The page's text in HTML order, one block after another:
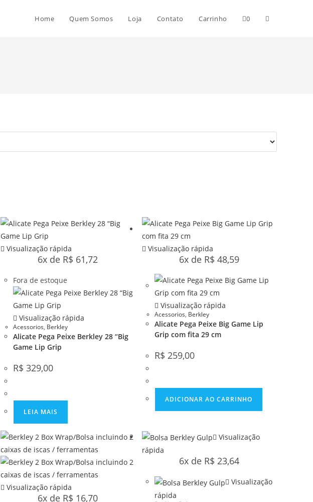
Home Quem Somos Loja Contato Carrinho 0
Visualização rápida
6x de R$ 61,72
Fora de estoque
Visualização rápida
Acessorios, Berkley
Alicate Pega Peixe Berkley 28 “Big
Game Lip Grip
R$ 329,00
LEIA MAIS
Visualização rápida
6x de R$ 48,59
Visualização rápida
Acessorios, Berkley
Alicate Pega Peixe Big Game Lip
Grip com fita 29 cm
R$ 259,00
ADICIONAR AO CARRINHO
Visualização rápida
6x de R$ 16,70
Visualização
rápida
6x de R$ 23,64
Visualização
rápida